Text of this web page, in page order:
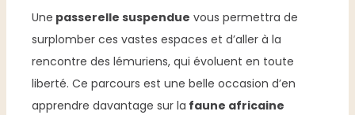
Une passerelle suspendue vous permettra de
surplomber ces vastes espaces et d’aller à la
rencontre des lémuriens, qui évoluent en toute
liberté. Ce parcours est une belle occasion d’en
apprendre davantage sur la faune africaine